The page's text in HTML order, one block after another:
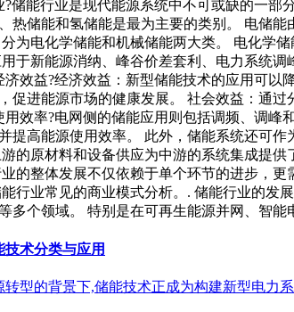
储能行业是现代能源系统中不可或缺的一
热储能和氢储能是最为主要的类别。 电储
为电化学储能和机械储能两大类。 电化学
于新能源消纳、峰谷价差套利、电力系统
效益?经济效益：新型储能技术的应用可
促进能源市场的健康发展。 社会效益：通
效率?电网侧的储能应用则包括调频、调
提高能源使用效率。 此外，储能系统还可
的原材料和设备供应为中游的系统集成提
的整体发展不仅依赖于单个环节的进步，
行业常见的商业模式分析。. 储能行业的
多个领域。 特别是在可再生能源并网、智
术分类与应用
型的背景下,储能技术正成为构建新型电